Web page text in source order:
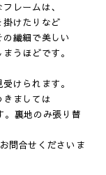
レームは、
けたりなど
繊細で美しい
うほどです。
けられます。
ましては
。裏地のみ張り替
問合せくださいま